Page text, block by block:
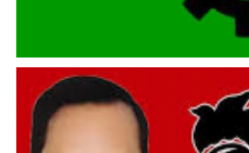
সরকারি দলকে ক্ষমতা দিতেই